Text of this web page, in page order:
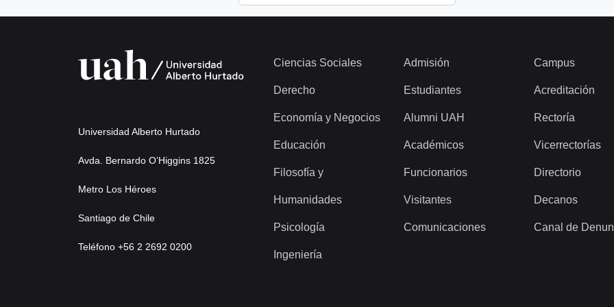
Universidad Alberto Hurtado
Avda. Bernardo O’Higgins 1825
Metro Los Héroes
Santiago de Chile
Teléfono +56 2 2692 0200
Ciencias Sociales
Derecho
Economía y Negocios
Educación
Filosofía y
Humanidades
Psicología
Ingeniería
Admisión
Estudiantes
Alumni UAH
Académicos
Funcionarios
Visitantes
Comunicaciones
Campus
Acreditación
Rectoría
Vicerrectorías
Directorio
Decanos
Canal de